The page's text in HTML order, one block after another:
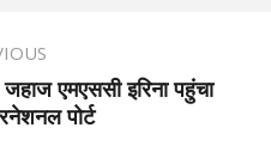
एमएससी इरिना पहुंचा
पोर्ट